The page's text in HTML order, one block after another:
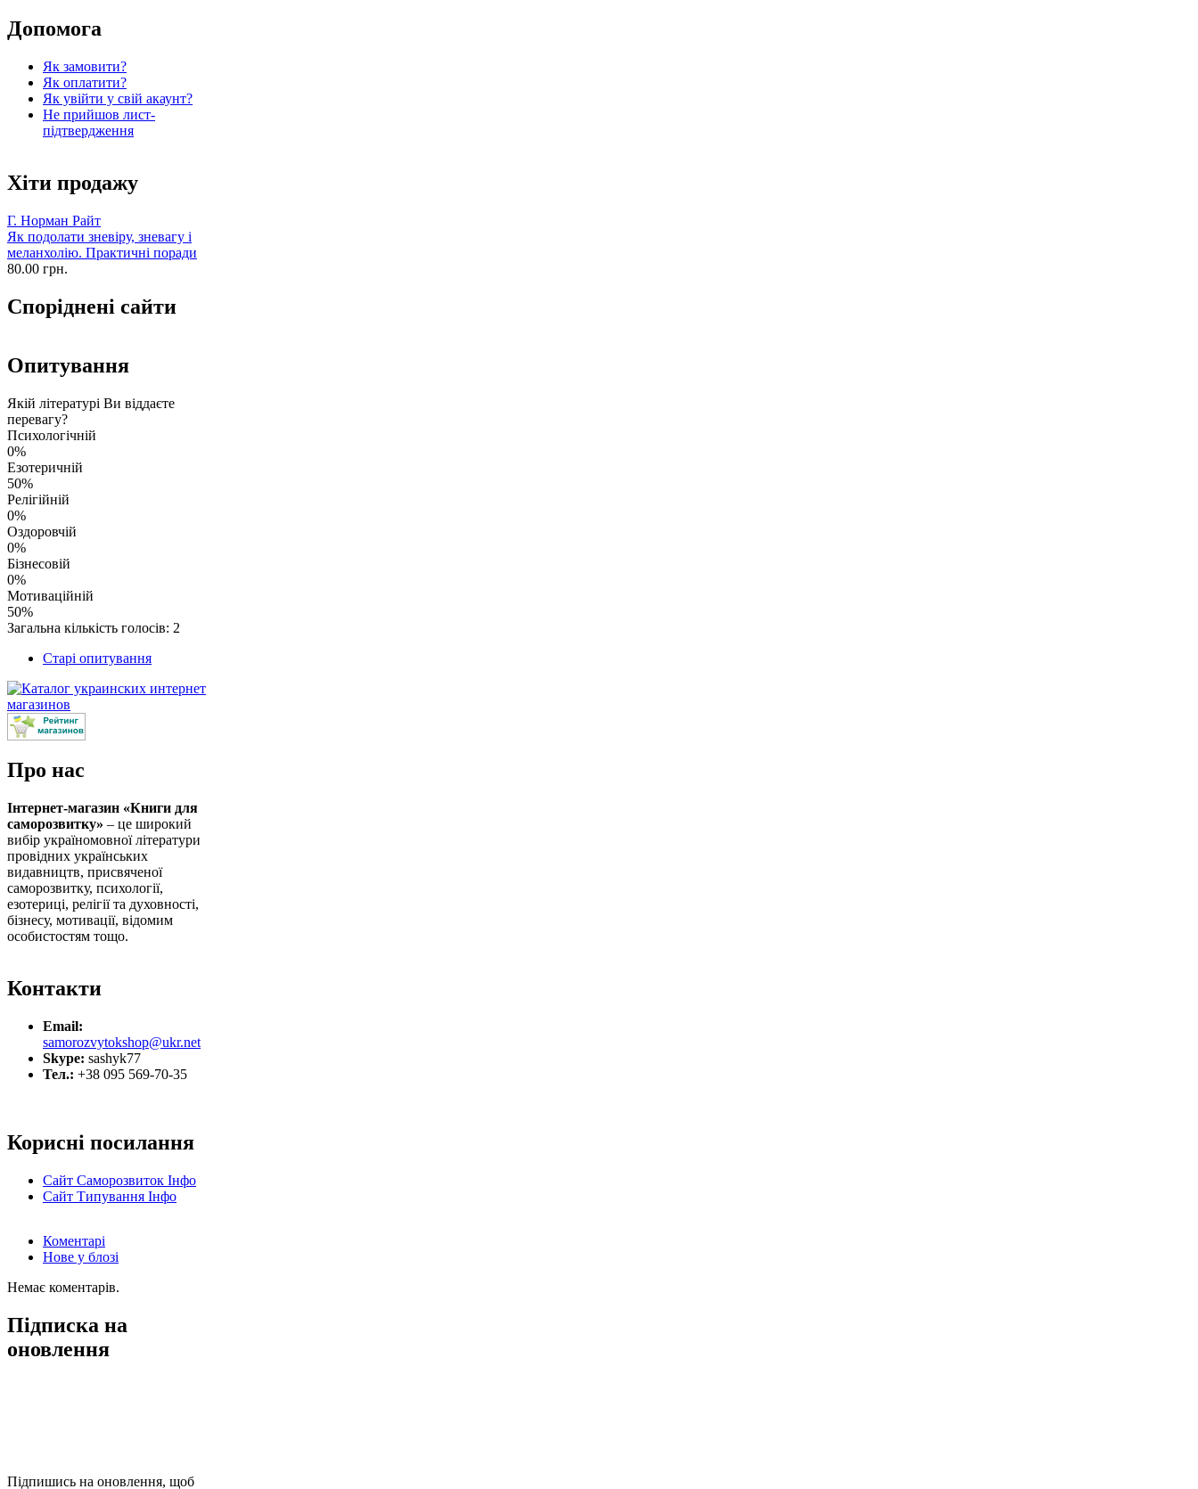
Допомога
Як замовити?
Як оплатити?
Як увійти у свій акаунт?
Не прийшов лист-
підтвердження
Хіти продажу
Г. Норман Райт
Як подолати зневіру, зневагу і
меланхолію. Практичні поради
80.00 грн.
Споріднені сайти
Опитування
Якій літературі Ви віддаєте
перевагу?
Психологічній
0%
Езотеричній
50%
Релігійній
0%
Оздоровчій
0%
Бізнесовій
0%
Мотиваційній
50%
Загальна кількість голосів: 2
Старі опитування
Про нас
Інтернет-магазин «Книги для
саморозвитку» – це широкий
вибір україномовної літератури
провідних українських
видавництв, присвяченої
саморозвитку, психології,
езотериці, релігії та духовності,
бізнесу, мотивації, відомим
особистостям тощо.
Контакти
Email:
samorozvytokshop@ukr.net
Skype: sashyk77
Тел.: +38 095 569-70-35
Корисні посилання
Сайт Саморозвиток Інфо
Сайт Типування Інфо
Коментарі
Нове у блозі
Немає коментарів.
Підписка на
оновлення
Підпишись на оновлення, щоб